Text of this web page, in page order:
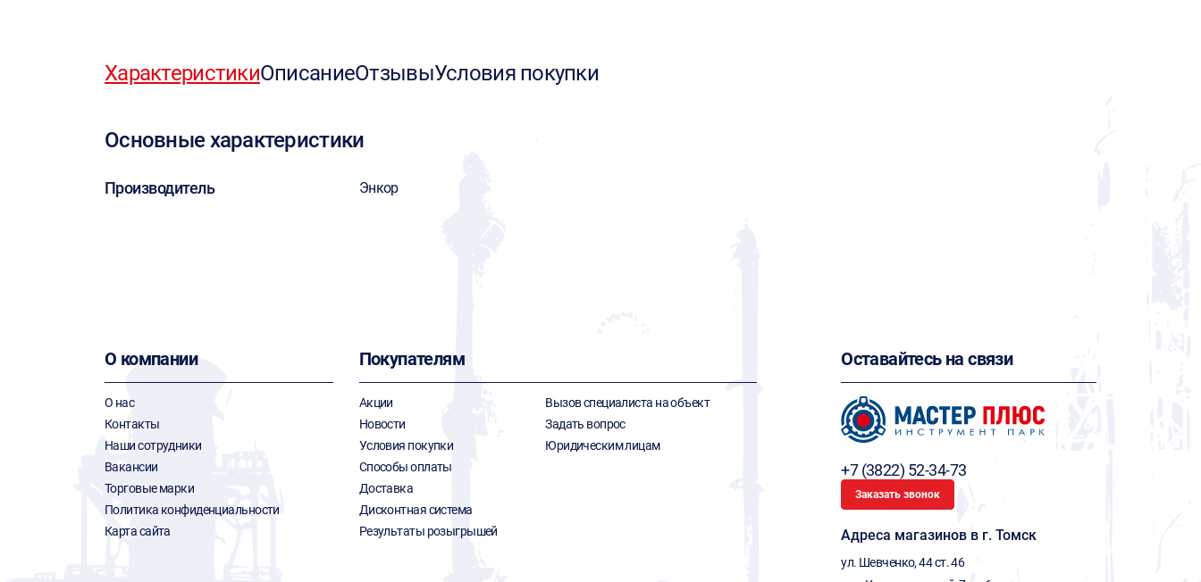
ХарактеристикиОписаниеОтзывыУсловия покупки
Основные характеристики
Производитель Энкор
О компании
О нас
Контакты
Наши сотрудники
Вакансии
Торговые марки
Политика конфиденциальности
Карта сайта
Покупателям
Акции
Новости
Условия покупки
Способы оплаты
Доставка
Дисконтная система
Результаты розыгрышей
Вызов специалиста на объект
Задать вопрос
Юридическим лицам
Оставайтесь на связи
+7 (3822) 52-34-73
Заказать звонок
Адреса магазинов в г. Томск
ул. Шевченко, 44 ст. 46